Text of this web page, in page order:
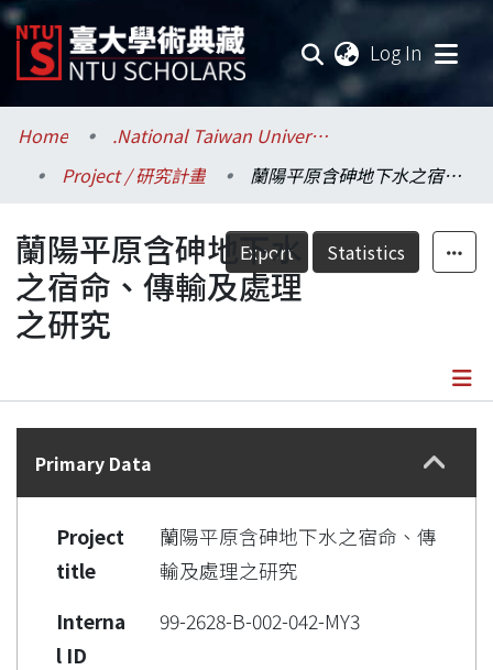
Log In
Communities & Collections
Research Outputs
Fundings & Projects
Researchers
Statistics
Home
.National Taiwan University / 國立臺灣大學
Project / 研究計畫
蘭陽平原含砷地下水之宿命、傳輸及處理之研究
Export Statistics
蘭陽平原含砷地下水
之宿命、傳輸及處理
之研究
Details
Primary Data
Project
title
蘭陽平原含砷地下水之宿命、傳
輸及處理之研究
Interna
l ID
99-2628-B-002-042-MY3